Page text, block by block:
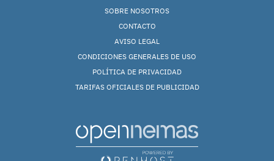
SOBRE NOSOTROS
CONTACTO
AVISO LEGAL
CONDICIONES GENERALES DE USO
POLÍTICA DE PRIVACIDAD
TARIFAS OFICIALES DE PUBLICIDAD